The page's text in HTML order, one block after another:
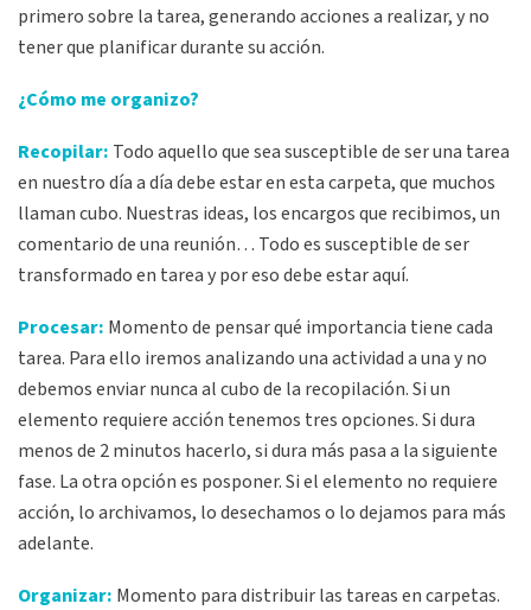
primero sobre la tarea, generando acciones a realizar, y no
tener que planificar durante su acción.
¿Cómo me organizo?
Recopilar: Todo aquello que sea susceptible de ser una tarea
en nuestro día a día debe estar en esta carpeta, que muchos
llaman cubo. Nuestras ideas, los encargos que recibimos, un
comentario de una reunión… Todo es susceptible de ser
transformado en tarea y por eso debe estar aquí.
Procesar: Momento de pensar qué importancia tiene cada
tarea. Para ello iremos analizando una actividad a una y no
debemos enviar nunca al cubo de la recopilación. Si un
elemento requiere acción tenemos tres opciones. Si dura
menos de 2 minutos hacerlo, si dura más pasa a la siguiente
fase. La otra opción es posponer. Si el elemento no requiere
acción, lo archivamos, lo desechamos o lo dejamos para más
adelante.
Organizar: Momento para distribuir las tareas en carpetas.